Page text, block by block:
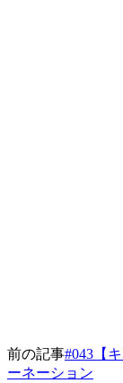
前の記事#043【
ーネーション